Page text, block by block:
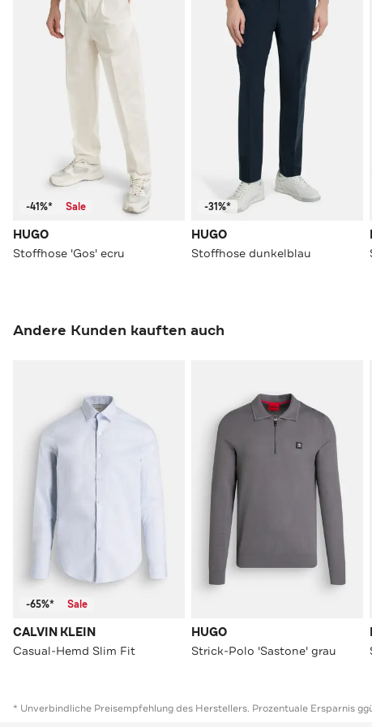
-41%* Sale
HUGO
Stoffhose 'Gos' ecru
-31%*
HUGO
Stoffhose dunkelblau
Andere Kunden kauften auch
-65%* Sale
CALVIN KLEIN
Casual-Hemd Slim Fit
HUGO
Strick-Polo 'Sastone' grau
* Unverbindliche Preisempfehlung des Herstellers. Prozentuale Ersparnis